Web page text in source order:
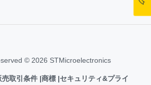
© 2026 STMicroelectronics
売取引条件 商標 セキュリティ&プライ